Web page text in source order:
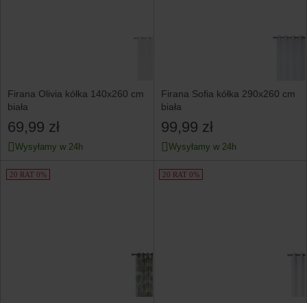
Firana Olivia kółka 140x260 cm
biała
69,99 zł
Wysyłamy w 24h
Firana Sofia kółka 290x260 cm
biała
99,99 zł
Wysyłamy w 24h
20 RAT 0% 20 RAT 0%